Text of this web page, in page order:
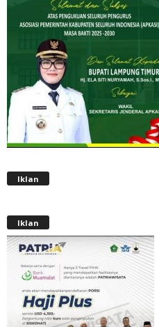
Iklan
Iklan